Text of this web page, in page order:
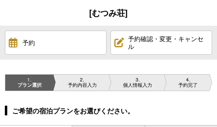
[むつみ荘]
予約
予約確認・変更・キャンセ
ル
1
プラン選択
2
予約内容入力
3
個人情報入力
4
予約完了
ご希望の宿泊プランをお選びください。